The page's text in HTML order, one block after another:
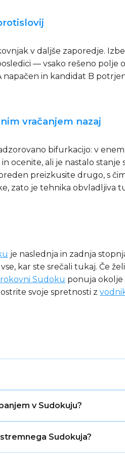
v daljše zaporedje.
— vsako rešeno
in kandidat B
vračanjem nazaj
bifurkacijo: v
ocenite, ali je nastalo
preizkusite drugo, s
zato je tehnika
je naslednja in zadnja
kar ste srečali tukaj. Če
Sudoku ponuja okolje
svoje spretnosti z
bifurkacijo — tehnike, ki
koli posamezno
v Sudokuju?
predpostavite, da je
na to, ali je rezultat
Sudokuja?